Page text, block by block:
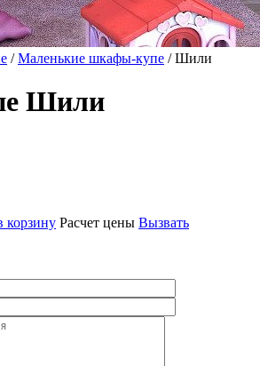
/Маленькие шкафы-купе / Шили
Шили
корзину Расчет цены Вызвать